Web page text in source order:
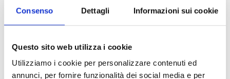
Consenso Dettagli Informazioni sui cookie
Questo sito web utilizza i cookie
Utilizziamo i cookie per personalizzare contenuti ed
annunci, per fornire funzionalità dei social media e per
Posizione
Impressioni